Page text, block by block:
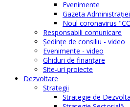
Evenimente
Gazeta
Noul coronavirus
Responsabili comunicare
Şedinţe de consiliu - video
Evenimente - video
Ghiduri de finanţare
Site-uri proiecte
Dezvoltare
Strategii
Strategie de